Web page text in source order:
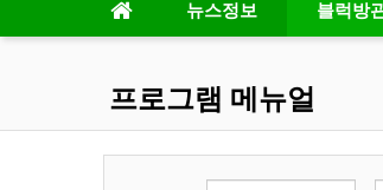
뉴스정보 블럭방
프로그램 메뉴얼